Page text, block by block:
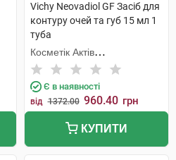
Vichy Neovadiol GF Засіб для
контуру очей та губ 15 мл 1
туба
Косметік Актів
Інтернаціональ
Є в наявності
від 1372.00 960.40 грн
КУПИТИ